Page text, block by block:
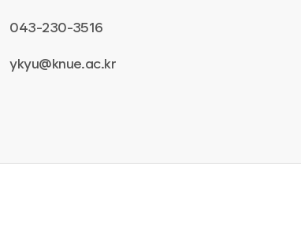
043-230-3516
ykyu@knue.ac.kr